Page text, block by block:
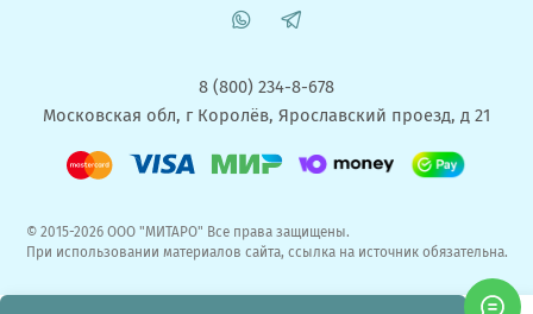
8 (800) 234-8-678
Московская обл, г Королёв, Ярославский проезд, д 21
© 2015-2026 ООО "МИТАРО" Все права защищены.
При использовании материалов сайта, ссылка на источник обязательна.